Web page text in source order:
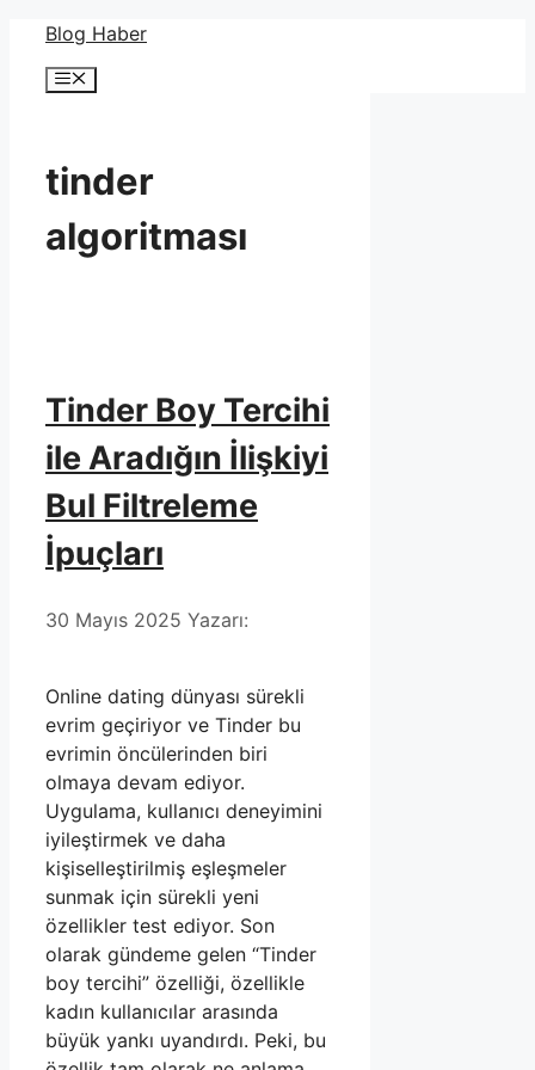
İçeriğeBlog Haber
Menü
tinder
algoritması
Tinder Boy Tercihi
ile Aradığın İlişkiyi
Bul Filtreleme
İpuçları
30 Mayıs 2025 Yazarı:
Online dating dünyası sürekli
evrim geçiriyor ve Tinder bu
evrimin öncülerinden biri
olmaya devam ediyor.
Uygulama, kullanıcı deneyimini
iyileştirmek ve daha
kişiselleştirilmiş eşleşmeler
sunmak için sürekli yeni
özellikler test ediyor. Son
olarak gündeme gelen “Tinder
boy tercihi” özelliği, özellikle
kadın kullanıcılar arasında
büyük yankı uyandırdı. Peki, bu